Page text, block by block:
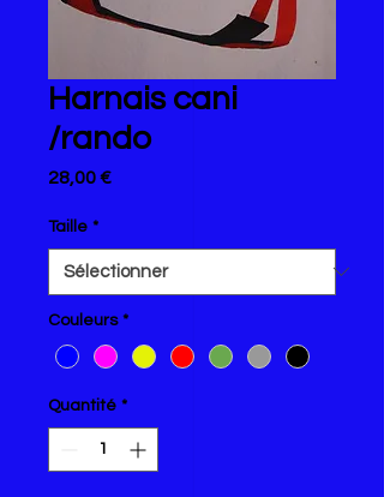
Harnais cani
/rando
28,00 €Prix
Taille *
Couleurs *
Quantité *